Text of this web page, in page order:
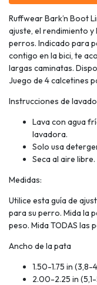
Ruffwear Bark’n Boot
ajuste, el rendimiento
perros. Indicado para
contigo en la bici, te
largas caminatas.
Juego de 4 calcetines
Instrucciones de
Lava con agua
lavadora.
Solo usa
Seca al aire
Medidas:
Utilice esta guía de
para su perro. Mida la
peso. Mida TODAS las
Ancho de la pata
1.50-1.75 in (3,8-
2.00-2.25 in (5,1-